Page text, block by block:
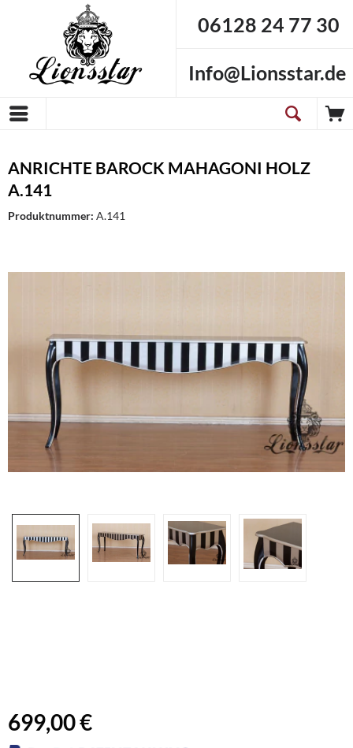
06128 24 77 30
Info@Lionsstar.de
ANRICHTE BAROCK MAHAGONI HOLZ
A.141
Produktnummer: A.141
699,00 €